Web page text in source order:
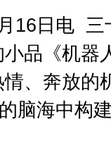
16日电 三
品《机器
、奔放的
脑海中构